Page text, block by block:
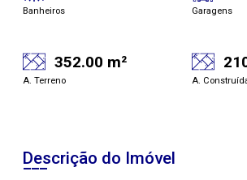
Banheiros Garagens
352.00 m²
A. Terreno A.
Descrição do Imóvel